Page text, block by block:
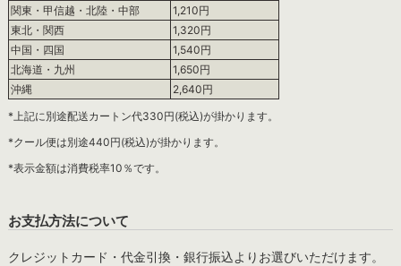
関東・甲信越・北陸・中部
1,210円
東北・関西
1,320円
中国・四国
1,540円
北海道・九州
1,650円
沖縄
2,640円
*上記に別途配送カートン代330円(税込)が掛かります。
*クール便は別途440円(税込)が掛かります。
*表示金額は消費税率10％です。
お支払方法について
クレジットカード・代金引換・銀行振込よりお選びいただけます。